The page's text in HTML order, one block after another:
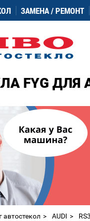
ЗАМЕНА / РЕМОНТ
FYG ДЛЯ
автостекол AUDI RS3